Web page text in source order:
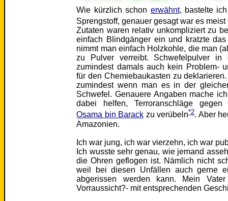
Wie kürzlich schon erwähnt, bastelte
Sprengstoff, genauer gesagt war es
Zutaten waren relativ unkompliziert zu
einfach Blindgänger ein und kratzte
nimmt man einfach Holzkohle, die man
zu Pulver verreibt. Schwefelpulver
zumindest damals auch kein Problem-
für den Chemiebaukasten zu
zumindest wenn man es in der
Schwefel. Genauere Angaben mache
dabei helfen, Terroranschläge
Osama bin Barack zu verübeln*2. Aber
Amazonien.
Ich war jung, ich war vierzehn, ich war
Ich wusste sehr genau, wie jemand
die Ohren geflogen ist. Nämlich nicht
weil bei diesen Unfällen auch gerne
abgerissen werden kann. Mein
Vorraussicht?- mit entsprechenden